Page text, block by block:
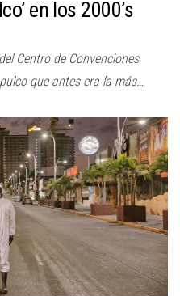
en los 2000’s
Centro de Convenciones
que antes era la más…